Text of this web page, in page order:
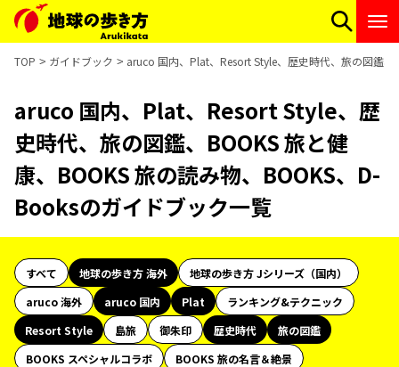
TOP ガイドブック aruco 国内、Plat、Resort Style、歴史時代、旅の図鑑
aruco 国内、Plat、Resort Style、歴
史時代、旅の図鑑、BOOKS 旅と健
康、BOOKS 旅の読み物、BOOKS、D-
Booksのガイドブック一覧
すべて 地球の歩き方 海外
地球の歩き方 Jシリーズ（国内）
aruco 海外
aruco 国内 Plat
ランキング&テクニック
Resort Style
島旅 御朱印 歴史時代
旅の図鑑
BOOKS スペシャルコラボ
BOOKS 旅の名言＆絶景